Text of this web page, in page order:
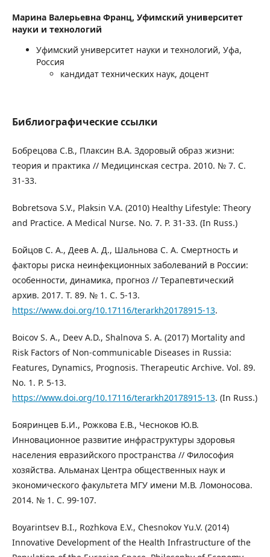
Марина Валерьевна Франц, Уфимский университет
науки и технологий
Уфимский университет науки и технологий, Уфа,
Россия
кандидат технических наук, доцент
Библиографические ссылки
Бобрецова С.В., Плаксин В.А. Здоровый образ жизни:
теория и практика // Медицинская сестра. 2010. № 7. С.
31-33.
Bobretsova S.V., Plaksin V.A. (2010) Healthy Lifestyle: Theory
and Practice. A Medical Nurse. No. 7. Р. 31-33. (In Russ.)
Бойцов С. А., Деев А. Д., Шальнова С. А. Смертность и
факторы риска неинфекционных заболеваний в России:
особенности, динамика, прогноз // Терапевтический
архив. 2017. Т. 89. № 1. С. 5-13.
https://www.doi.org/10.17116/terarkh20178915-13.
Boicov S. A., Deev A.D., Shalnova S. A. (2017) Mortality and
Risk Factors of Non-communicable Diseases in Russia:
Features, Dynamics, Prognosis. Therapeutic Archive. Vol. 89.
No. 1. Р. 5-13.
https://www.doi.org/10.17116/terarkh20178915-13. (In Russ.)
Бояринцев Б.И., Рожкова Е.В., Чесноков Ю.В.
Инновационное развитие инфраструктуры здоровья
населения евразийского пространства // Философия
хозяйства. Альманах Центра общественных наук и
экономического факультета МГУ имени М.В. Ломоносова.
2014. № 1. С. 99-107.
Boyarintsev B.I., Rozhkova E.V., Chesnokov Yu.V. (2014)
Innovative Development of the Health Infrastructure of the